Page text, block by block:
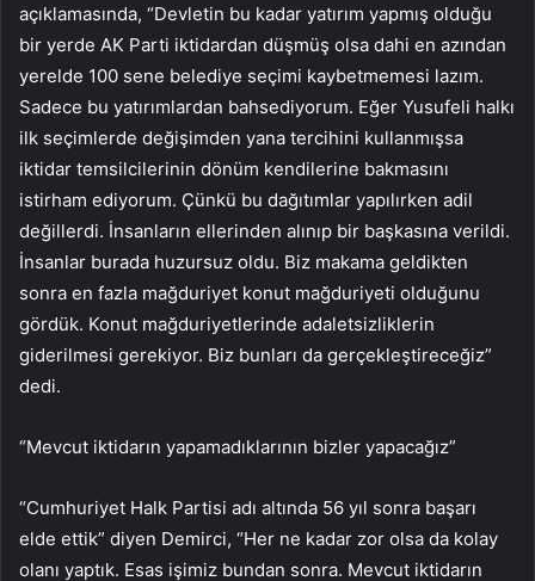
açıklamasında, “Devletin bu kadar yatırım yapmış olduğu
bir yerde AK Parti iktidardan düşmüş olsa dahi en azından
yerelde 100 sene belediye seçimi kaybetmemesi lazım.
Sadece bu yatırımlardan bahsediyorum. Eğer Yusufeli halkı
ilk seçimlerde değişimden yana tercihini kullanmışsa
iktidar temsilcilerinin dönüm kendilerine bakmasını
istirham ediyorum. Çünkü bu dağıtımlar yapılırken adil
değillerdi. İnsanların ellerinden alınıp bir başkasına verildi.
İnsanlar burada huzursuz oldu. Biz makama geldikten
sonra en fazla mağduriyet konut mağduriyeti olduğunu
gördük. Konut mağduriyetlerinde adaletsizliklerin
giderilmesi gerekiyor. Biz bunları da gerçekleştireceğiz”
dedi.
“Mevcut iktidarın yapamadıklarının bizler yapacağız”
“Cumhuriyet Halk Partisi adı altında 56 yıl sonra başarı
elde ettik” diyen Demirci, “Her ne kadar zor olsa da kolay
olanı yaptık. Esas işimiz bundan sonra. Mevcut iktidarın